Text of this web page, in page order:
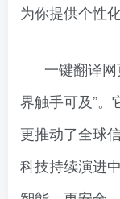
为你提供个性化
一键翻译
界触手可及”。
更推动了全球
科技持续演进